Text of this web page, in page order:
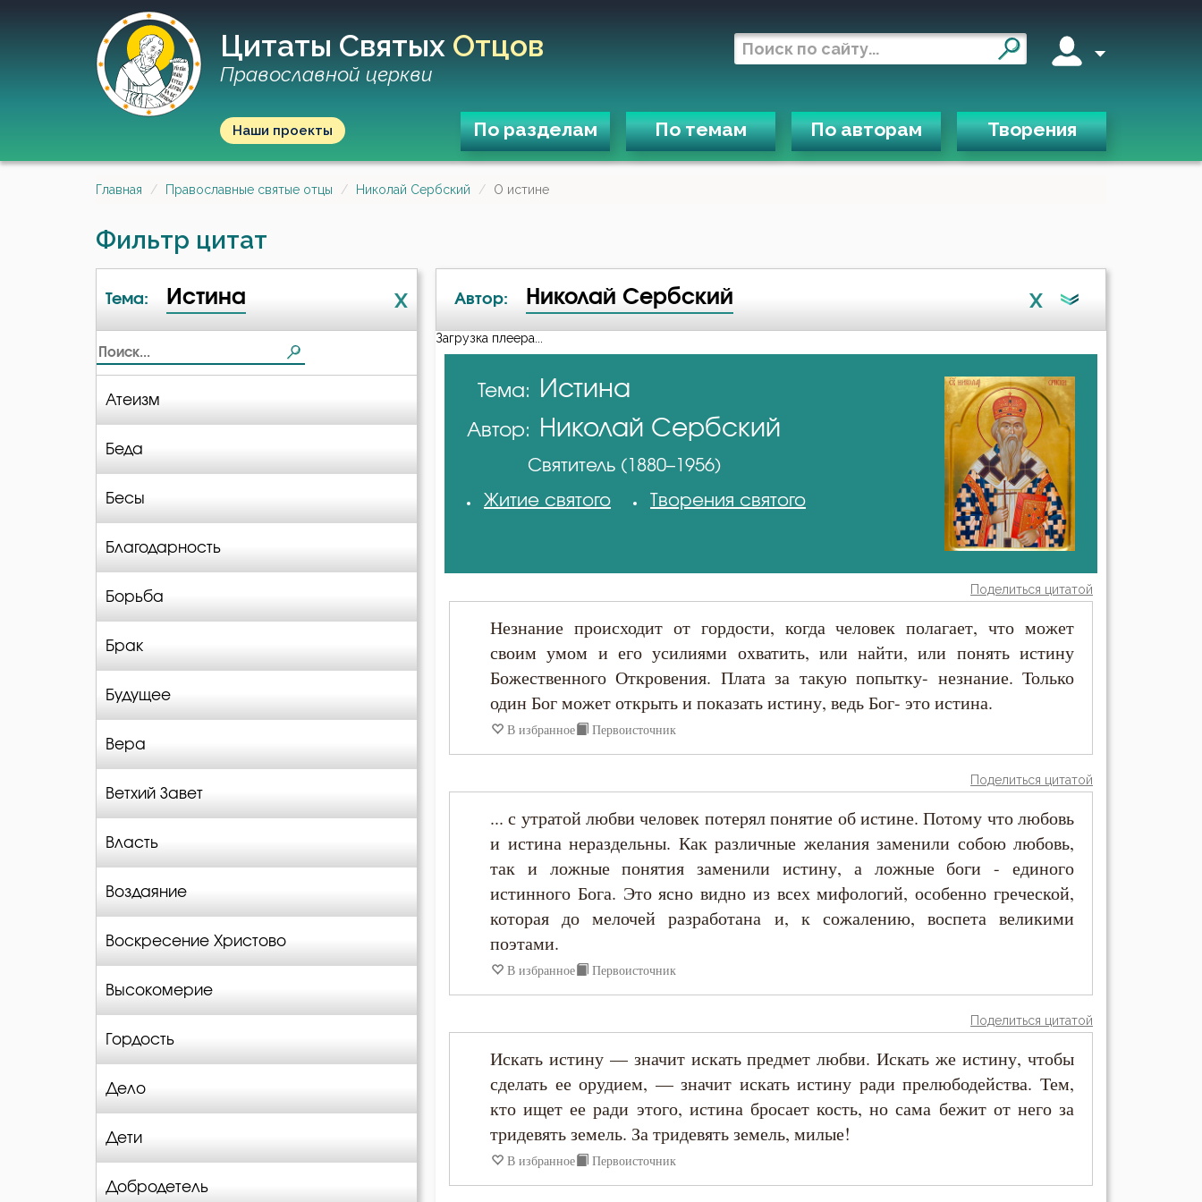
Цитаты Святых Отцов
Православной церкви
Наши проекты По разделам По темам По авторам Творения
Главная Православные святые отцы Николай Сербский О истине
Фильтр цитат
Тема: Истина X
Атеизм
Беда
Бесы
Благодарность
Борьба
Брак
Будущее
Вера
Ветхий Завет
Власть
Воздаяние
Воскресение Христово
Высокомерие
Гордость
Дело
Дети
Добродетель
Автор: Николай Сербский X
А-я
Авва Исайя (Скитский)
Антоний Оптинский (Путилов)
Григорий Нисский
Диадох
Димитрий Ростовский
Ефрем Сирин
Иоанн Златоуст
Иосиф Оптинский (Литовкин)
Исаак Сирин Ниневийский
Загрузка плеера...
Тема: Истина
Автор: Николай Сербский
Святитель (1880–1956)
Житие святого
Творения святого
Поделиться цитатой
Незнание происходит от гордости, когда человек полагает, что может
своим умом и его усилиями охватить, или найти, или понять истину
Божественного Откровения. Плата за такую попытку- незнание. Только
один Бог может открыть и показать истину, ведь Бог- это истина.
В избранное Первоисточник
Поделиться цитатой
... с утратой любви человек потерял понятие об истине. Потому что любовь
и истина нераздельны. Как различные желания заменили собою любовь,
так и ложные понятия заменили истину, а ложные боги - единого
истинного Бога. Это ясно видно из всех мифологий, особенно греческой,
которая до мелочей разработана и, к сожалению, воспета великими
поэтами.
В избранное Первоисточник
Поделиться цитатой
Искать истину — значит искать предмет любви. Искать же истину, чтобы
сделать ее орудием, — значит искать истину ради прелюбодейства. Тем,
кто ищет ее ради этого, истина бросает кость, но сама бежит от него за
тридевять земель. За тридевять земель, милые!
В избранное Первоисточник